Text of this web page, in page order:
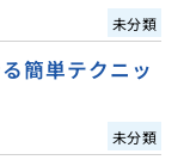
未分類
簡単テクニッ
未分類